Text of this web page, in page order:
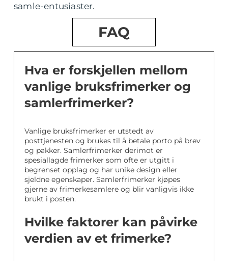
samle-entusiaster.
FAQ
Hva er forskjellen mellom
vanlige bruksfrimerker og
samlerfrimerker?
Vanlige bruksfrimerker er utstedt av
posttjenesten og brukes til å betale porto på brev
og pakker. Samlerfrimerker derimot er
spesiallagde frimerker som ofte er utgitt i
begrenset opplag og har unike design eller
sjeldne egenskaper. Samlerfrimerker kjøpes
gjerne av frimerkesamlere og blir vanligvis ikke
brukt i posten.
Hvilke faktorer kan påvirke
verdien av et frimerke?